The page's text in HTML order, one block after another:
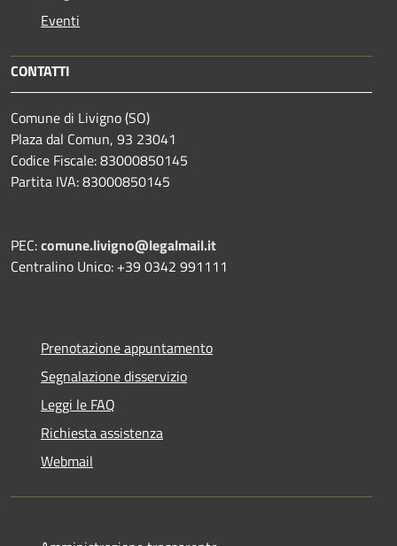
Eventi
CONTATTI
Comune di Livigno (SO)
Plaza dal Comun, 93 23041
Codice Fiscale: 83000850145
Partita IVA: 83000850145
PEC:comune.livigno@legalmail.it
Centralino Unico: +39 0342 991111
Prenotazione appuntamento
Segnalazione disservizio
Leggi le FAQ
Richiesta assistenza
Webmail